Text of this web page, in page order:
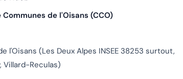
de l'Oisans (CCO)
l'Oisans (Les Deux Alpes INSEE 38253 surtout,
Villard-Reculas)